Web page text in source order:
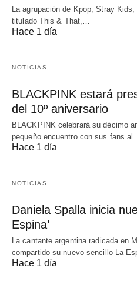
La agrupación de Kpop, Stray
titulado This & That,…
Hace 1 día
NOTICIAS
BLACKPINK estará
del 10º aniversario
BLACKPINK celebrará su décimo
pequeño encuentro con sus fans al…
Hace 1 día
NOTICIAS
Daniela Spalla inicia
Espina’
La cantante argentina radicada en
compartido su nuevo sencillo La
Hace 1 día